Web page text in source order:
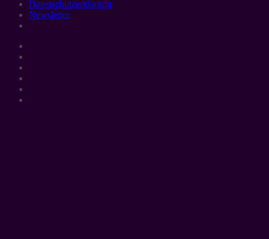
Datenschutzerklärung
Newsletter